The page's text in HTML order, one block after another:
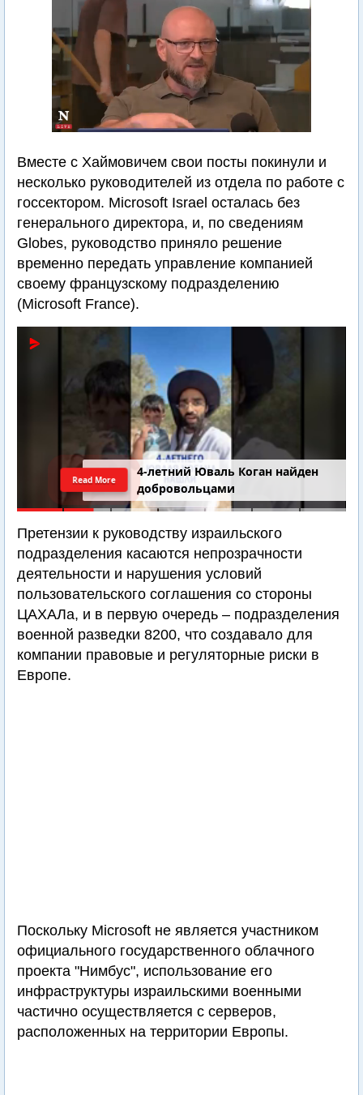
Вместе с Хаймовичем свои посты покинули и
несколько руководителей из отдела по работе с
госсектором. Microsoft Israel осталась без
генерального директора, и, по сведениям
Globes, руководство приняло решение
временно передать управление компанией
своему французскому подразделению
(Microsoft France).
4-летний Юваль Коган найден
добровольцами
Read More
Претензии к руководству израильского
подразделения касаются непрозрачности
деятельности и нарушения условий
пользовательского соглашения со стороны
ЦАХАЛа, и в первую очередь – подразделения
военной разведки 8200, что создавало для
компании правовые и регуляторные риски в
Европе.
Поскольку Microsoft не является участником
официального государственного облачного
проекта "Нимбус", использование его
инфраструктуры израильскими военными
частично осуществляется с серверов,
расположенных на территории Европы.